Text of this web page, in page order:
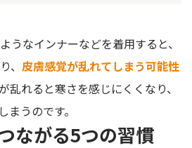
うなインナーなどを着用すると、
、 皮膚感覚が乱れてしまう可能性
乱れると寒さを感じにくくなり、
まうのです。
ながる5つの習慣